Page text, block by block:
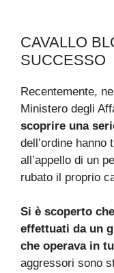
CAVALLO
SUCCESSO
Recentemente,
Ministero degli
scoprire una
dell’ordine
all’appello di un
rubato il proprio
Si è scoperto
effettuati da un
che operava in
aggressori sono